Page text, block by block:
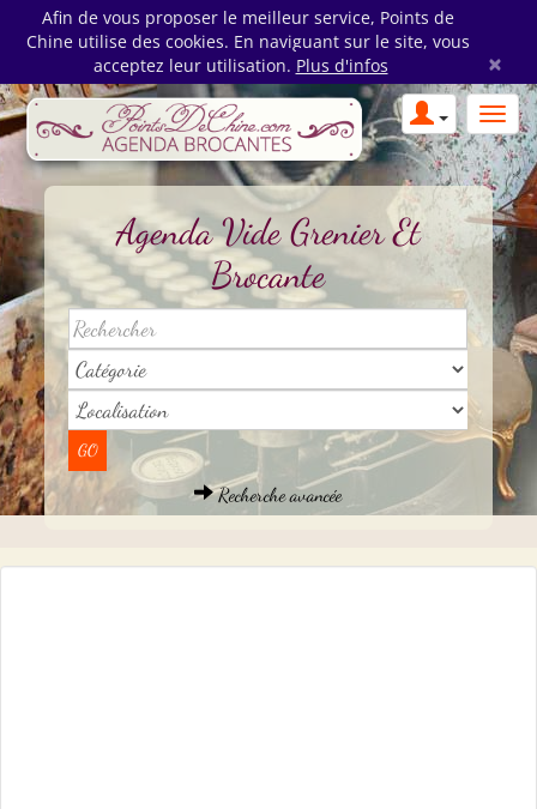
Afin de vous proposer le meilleur service, Points de
Chine utilise des cookies. En naviguant sur le site, vous
acceptez leur utilisation. Plus d'infos ×
Agenda Vide Grenier Et
Brocante
Recherche avancée